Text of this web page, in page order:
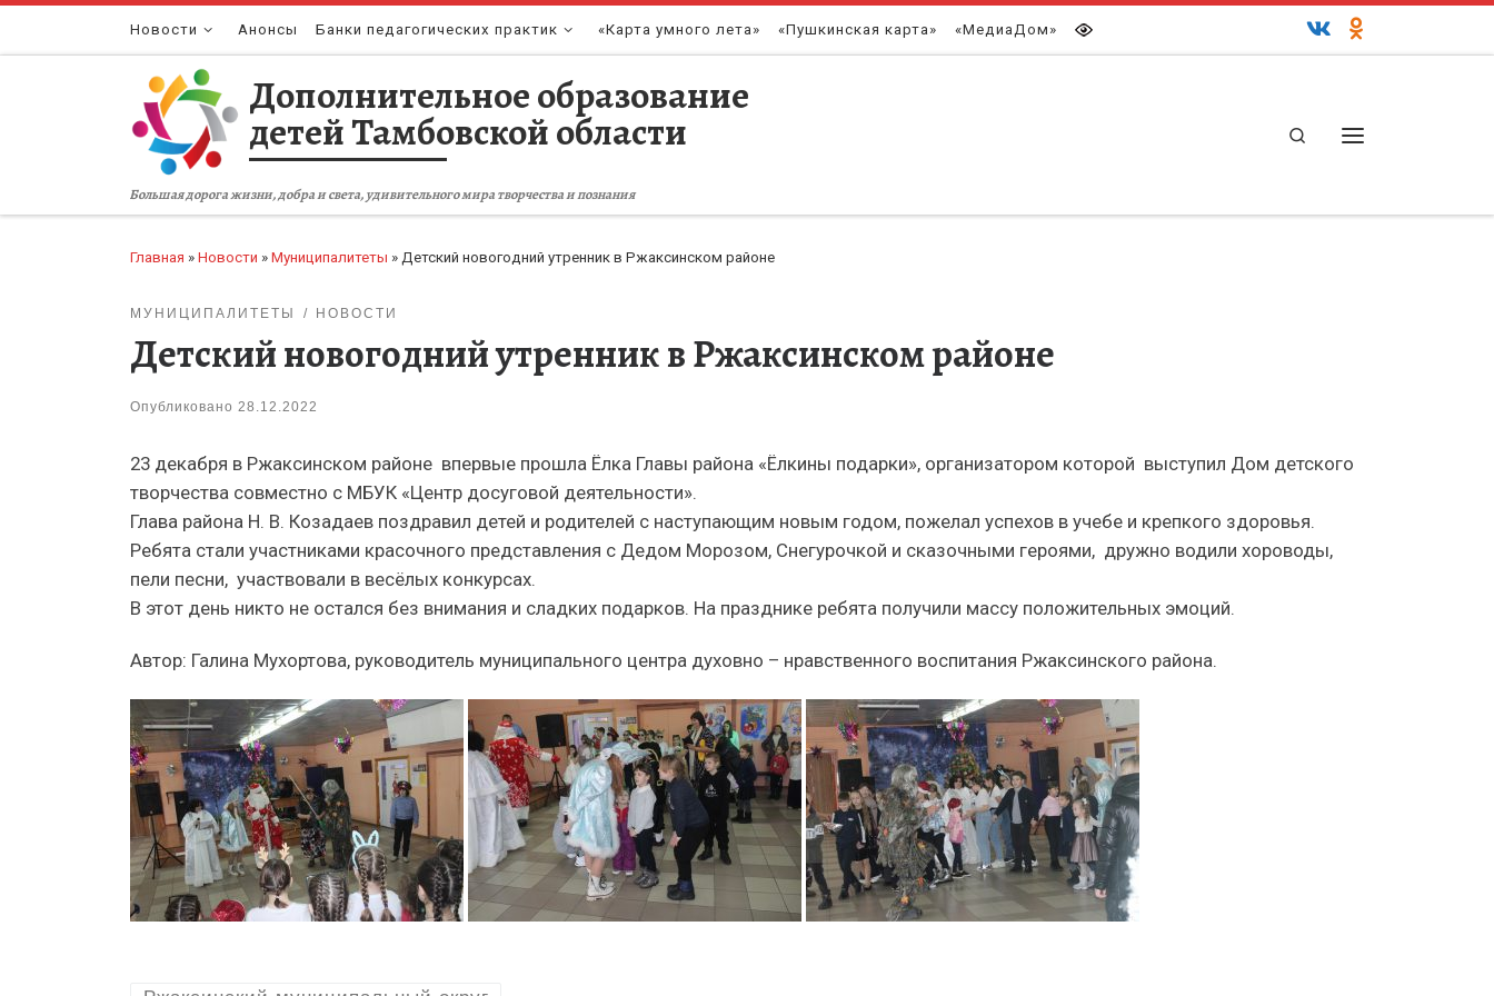
Перейти к содержимому
Новости Анонсы Банки педагогических практик «Карта умного лета» «Пушкинская карта» «МедиаДом»
Дополнительное образование
детей Тамбовской области
Большая дорога жизни, добра и света, удивительного мира творчества и познания
Search
Главная » Новости » Муниципалитеты » Детский новогодний утренник в Ржаксинском районе
МУНИЦИПАЛИТЕТЫ НОВОСТИ
Детский новогодний утренник в Ржаксинском районе
Опубликовано 28.12.2022
23 декабря в Ржаксинском районе впервые прошла Ёлка Главы района «Ёлкины подарки», организатором которой выступил Дом детского
творчества совместно с МБУК «Центр досуговой деятельности».
Глава района Н. В. Козадаев поздравил детей и родителей с наступающим новым годом, пожелал успехов в учебе и крепкого здоровья.
Ребята стали участниками красочного представления с Дедом Морозом, Снегурочкой и сказочными героями, дружно водили хороводы,
пели песни, участвовали в весёлых конкурсах.
В этот день никто не остался без внимания и сладких подарков. На празднике ребята получили массу положительных эмоций.
Автор: Галина Мухортова, руководитель муниципального центра духовно – нравственного воспитания Ржаксинского района.